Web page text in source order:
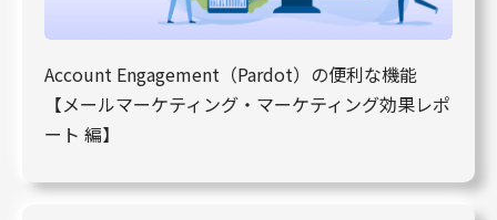
Account Engagement（Pardot）の便利な機能
【メールマーケティング・マーケティング効果レポ
ート 編】